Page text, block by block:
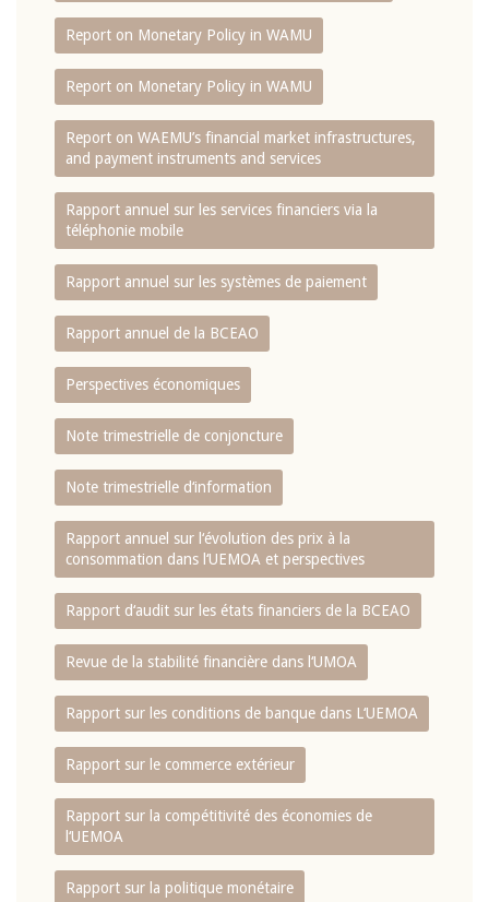
Report on Monetary Policy in WAMU
Report on Monetary Policy in WAMU
Report on WAEMU’s financial market infrastructures,
and payment instruments and services
Rapport annuel sur les services financiers via la
téléphonie mobile
Rapport annuel sur les systèmes de paiement
Rapport annuel de la BCEAO
Perspectives économiques
Note trimestrielle de conjoncture
Note trimestrielle d‘information
Rapport annuel sur l‘évolution des prix à la
consommation dans l‘UEMOA et perspectives
Rapport d‘audit sur les états financiers de la BCEAO
Revue de la stabilité financière dans l‘UMOA
Rapport sur les conditions de banque dans L‘UEMOA
Rapport sur le commerce extérieur
Rapport sur la compétitivité des économies de
l‘UEMOA
Rapport sur la politique monétaire